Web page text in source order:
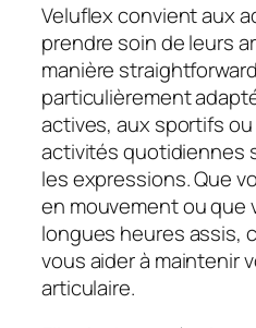
Veluflex convient aux
prendre soin de leurs
manière
particulièrement
actives, aux sportifs
activités quotidiennes
les expressions. Que
en mouvement ou que
longues heures assis,
vous aider à maintenir
articulaire.